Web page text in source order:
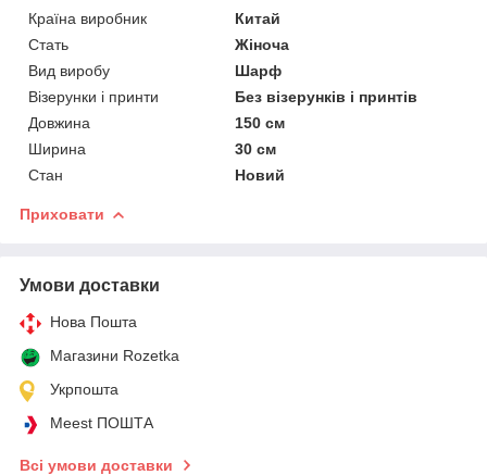
Країна виробник
Китай
Стать
Жіноча
Вид виробу
Шарф
Візерунки і принти
Без візерунків і принтів
Довжина
150 см
Ширина
30 см
Стан
Новий
Приховати
Умови доставки
Нова Пошта
Магазини Rozetka
Укрпошта
Meest ПОШТА
Всі умови доставки